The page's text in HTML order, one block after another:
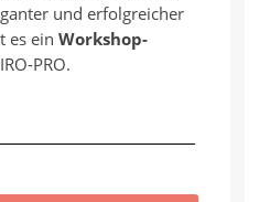
und erfolgreicher
es einWorkshop-
PRO.